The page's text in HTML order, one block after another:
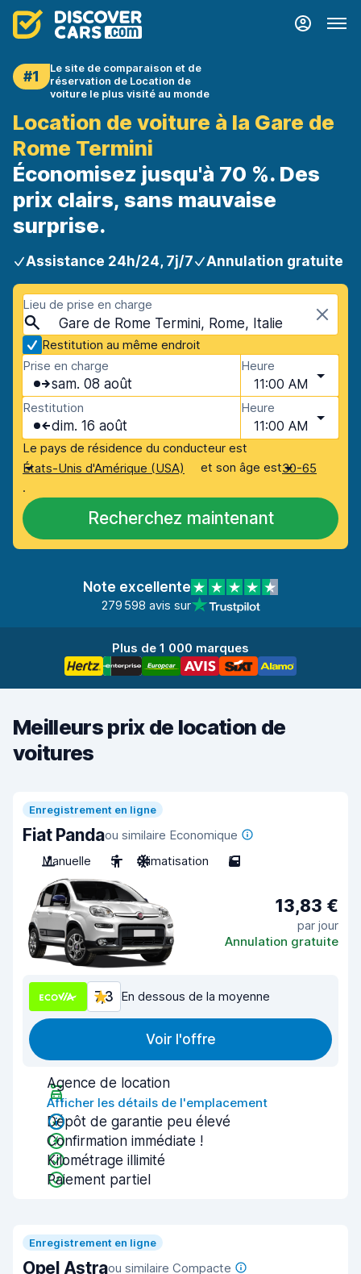
#1
Le site de comparaison et de
réservation de Location de
voiture le plus visité au monde
Location de voiture à la Gare de
Rome Termini
Économisez jusqu'à 70 %. Des
prix clairs, sans mauvaise
surprise.
Assistance 24h/24, 7j/7 Annulation gratuite
Lieu de prise en charge
Gare de Rome Termini, Rome, Italie
Restitution au même endroit
Prise en charge
sam. 08 août
Heure
11:00 AM
Restitution
dim. 16 août
Heure
11:00 AM
Le pays de résidence du conducteur est
États-Unis d'Amérique (USA)
et son âge est30-65
.
Recherchez maintenant
Note excellente
279 598 avis sur
Plus de 1 000 marques
Meilleurs prix de location de
voitures
Enregistrement en ligne
Fiat Pandaou similaire Economique
Manuelle
5 Climatisation 5
13,83 €
par jour
Annulation gratuite
7,3 En dessous de la moyenne
Voir l'offre
Agence de location
Afficher les détails de l'emplacement
Dépôt de garantie peu élevé
Confirmation immédiate !
Kilométrage illimité
Paiement partiel
Enregistrement en ligne
Opel Astraou similaire Compacte